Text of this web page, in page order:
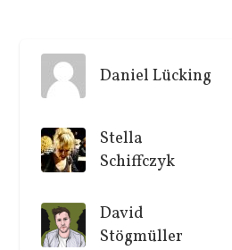
Daniel Lücking
Stella
Schiffczyk
David
Stögmüller